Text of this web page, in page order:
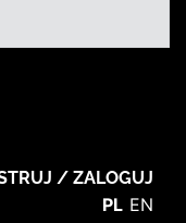
/ ZALOGUJ
PL EN